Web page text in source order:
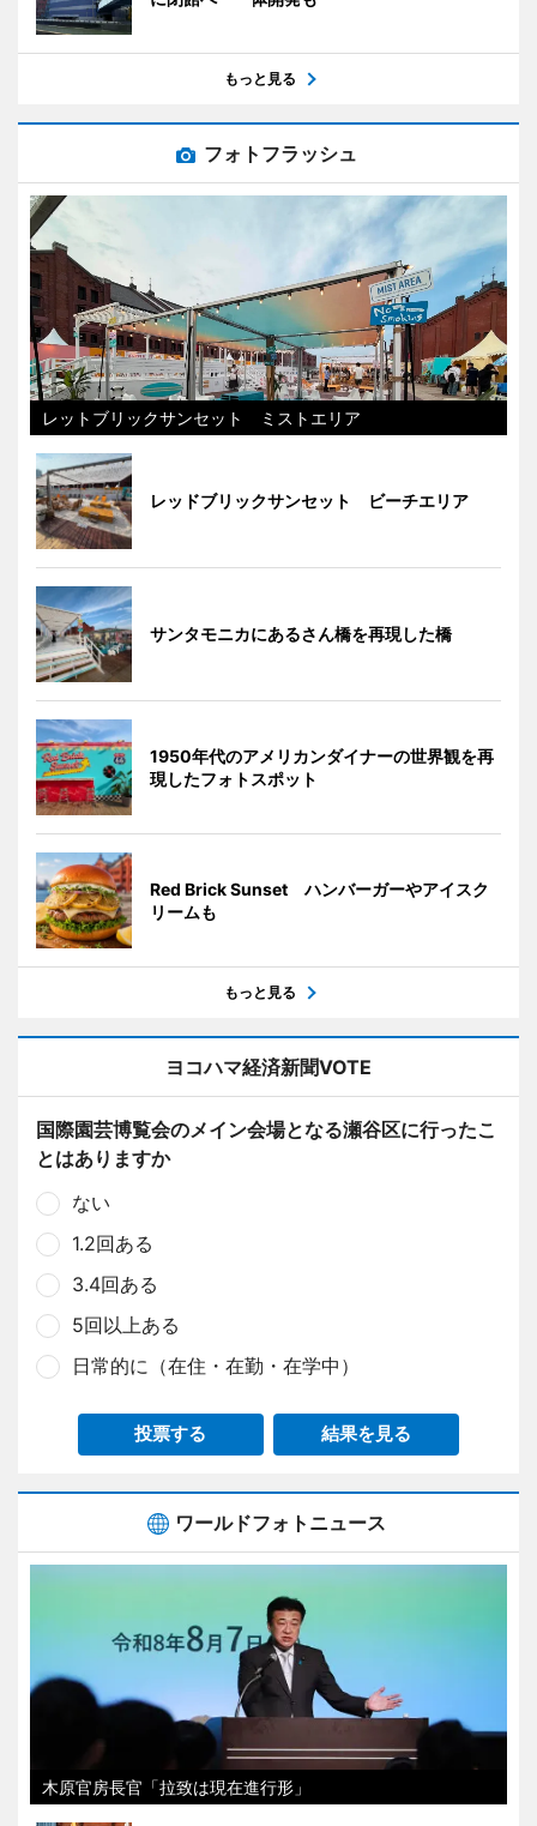
もっと見る
フォトフラッシュ
レットブリックサンセット ミストエリア
レッドブリックサンセット ビーチエリア
サンタモニカにあるさん橋を再現した橋
1950年代のアメリカンダイナーの世界観を再
現したフォトスポット
Red Brick Sunset ハンバーガーやアイスク
リームも
もっと見る
ヨコハマ経済新聞VOTE
国際園芸博覧会のメイン会場となる瀬谷区に行ったこ
とはありますか
ない
1.2回ある
3.4回ある
5回以上ある
日常的に（在住・在勤・在学中）
投票する 結果を見る
ワールドフォトニュース
木原官房長官「拉致は現在進行形」